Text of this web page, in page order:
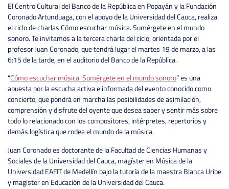
El Centro Cultural del Banco de la República en Popayán y la Fundación
Coronado Artunduaga, con el apoyo de la Universidad del Cauca, realiza
el ciclo de charlas Cómo escuchar música. Sumérgete en el mundo
sonoro. Te invitamos a la tercera charla del ciclo, orientada por el
profesor Juan Coronado, que tendrá lugar el martes 19 de marzo, a las
6:15 de la tarde, en el auditorio del Banco de la República.
“Cómo escuchar música. Sumérgete en el mundo sonoro” es una
apuesta por la escucha activa e informada del evento conocido como
concierto, que pondrá en marcha las posibilidades de asimilación,
comprensión y disfrute del oyente que desea saber y sentir más sobre
todo lo relacionado con los compositores, intérpretes, repertorios y
demás logística que rodea el mundo de la música.
Juan Coronado es doctorante de la Facultad de Ciencias Humanas y
Sociales de la Universidad del Cauca, magíster en Música de la
Universidad EAFIT de Medellín bajo la tutoría de la maestra Blanca Uribe
y magíster en Educación de la Universidad del Cauca.